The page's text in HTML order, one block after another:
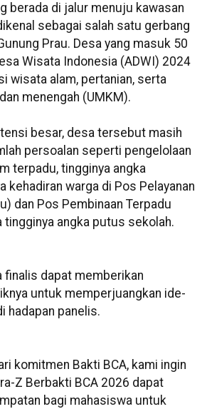
berada di jalur menuju kawasan
sebagai salah satu gerbang
Prau. Desa yang masuk 50
Wisata Indonesia (ADWI) 2024
wisata alam, pertanian, serta
menengah (UMKM).
besar, desa tersebut masih
persoalan seperti pengelolaan
terpadu, tingginya angka
kehadiran warga di Pos Pelayanan
dan Pos Pembinaan Terpadu
tingginya angka putus sekolah.
finalis dapat memberikan
untuk memperjuangkan ide-
hadapan panelis.
komitmen Bakti BCA, kami ingin
Z Berbakti BCA 2026 dapat
bagi mahasiswa untuk